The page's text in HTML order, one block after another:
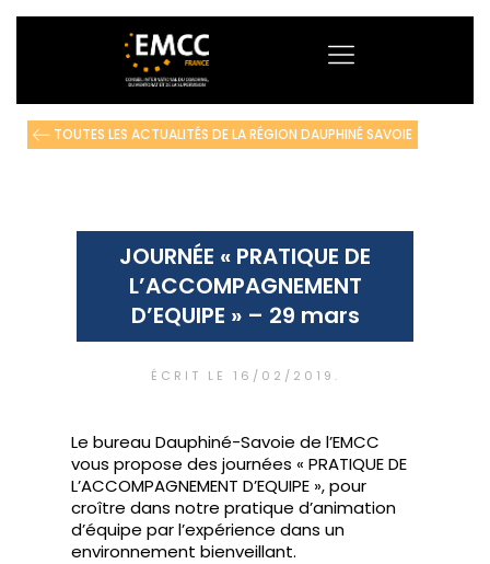
TOUTES LES ACTUALITÉS DE LA RÉGION DAUPHINÉ SAVOIE
JOURNÉE « PRATIQUE DE
L’ACCOMPAGNEMENT
D’EQUIPE » – 29 mars
ÉCRIT LE 16/02/2019 .
Le bureau Dauphiné-Savoie de l’EMCC
vous propose des journées « PRATIQUE DE
L’ACCOMPAGNEMENT D’EQUIPE », pour
croître dans notre pratique d’animation
d’équipe par l’expérience dans un
environnement bienveillant.